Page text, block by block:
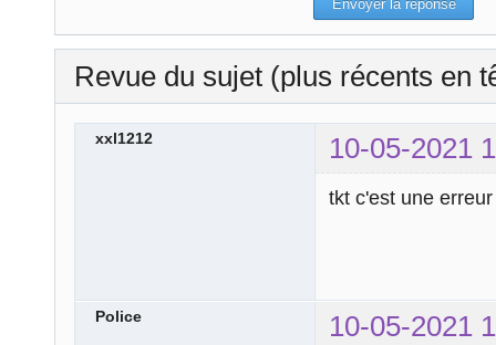
Revue du sujet (plus récents en
xxl1212 10-05-2021
tkt c'est une erreur
Police 10-05-2021